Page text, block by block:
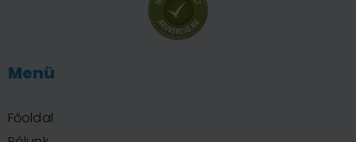
Menü
Főoldal